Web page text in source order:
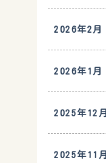
2026年2月
2026年1月
2025年12月
2025年11月